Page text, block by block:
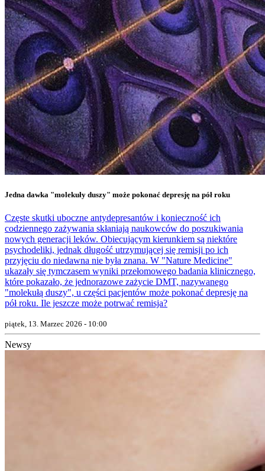
Jedna dawka "molekuły duszy" może pokonać depresję na pół roku
Częste skutki uboczne antydepresantów i konieczność ich
codziennego zażywania skłaniają naukowców do poszukiwania
nowych generacji leków. Obiecującym kierunkiem są niektóre
psychodeliki, jednak długość utrzymującej się remisji po ich
przyjęciu do niedawna nie była znana. W "Nature Medicine"
ukazały się tymczasem wyniki przełomowego badania klinicznego,
które pokazało, że jednorazowe zażycie DMT, nazywanego
"molekułą duszy", u części pacjentów może pokonać depresję na
pół roku. Ile jeszcze może potrwać remisja?
piątek, 13. Marzec 2026 - 10:00
Newsy